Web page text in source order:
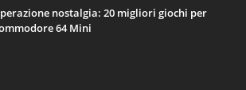
nostalgia: 20 migliori giochi per
64 Mini